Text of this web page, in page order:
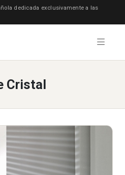
dedicada exclusivamente a las
Cristal